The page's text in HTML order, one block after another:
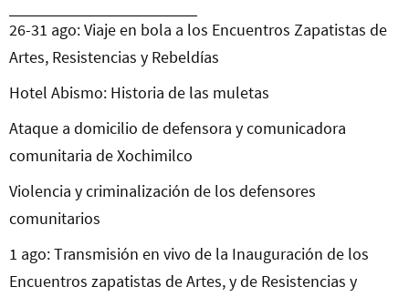
26-31 ago: Viaje en bola a los Encuentros Zapatistas de
Artes, Resistencias y Rebeldías
Hotel Abismo: Historia de las muletas
Ataque a domicilio de defensora y comunicadora
comunitaria de Xochimilco
Violencia y criminalización de los defensores
comunitarios
1 ago: Transmisión en vivo de la Inauguración de los
Encuentros zapatistas de Artes, y de Resistencias y